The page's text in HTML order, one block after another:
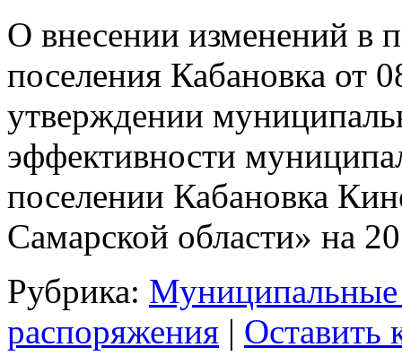
О внесении изменений в
поселения Кабановка от
утверждении
эффективности
поселении Кабановка
Самарской области» на
Рубрика:
распоряжения | Оставить